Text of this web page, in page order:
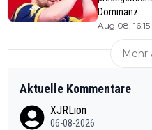
Dominanz
Aug 08, 16:15
Mehr
Aktuelle Kommentare
XJRLion
06-08-2026